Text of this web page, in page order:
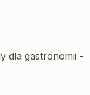
dla gastronomii -